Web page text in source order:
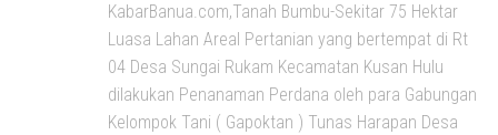
KabarBanua.com,Tanah Bumbu-Sekitar 75 Hektar
Luasa Lahan Areal Pertanian yang bertempat di Rt
04 Desa Sungai Rukam Kecamatan Kusan Hulu
dilakukan Penanaman Perdana oleh para Gabungan
Kelompok Tani ( Gapoktan ) Tunas Harapan Desa